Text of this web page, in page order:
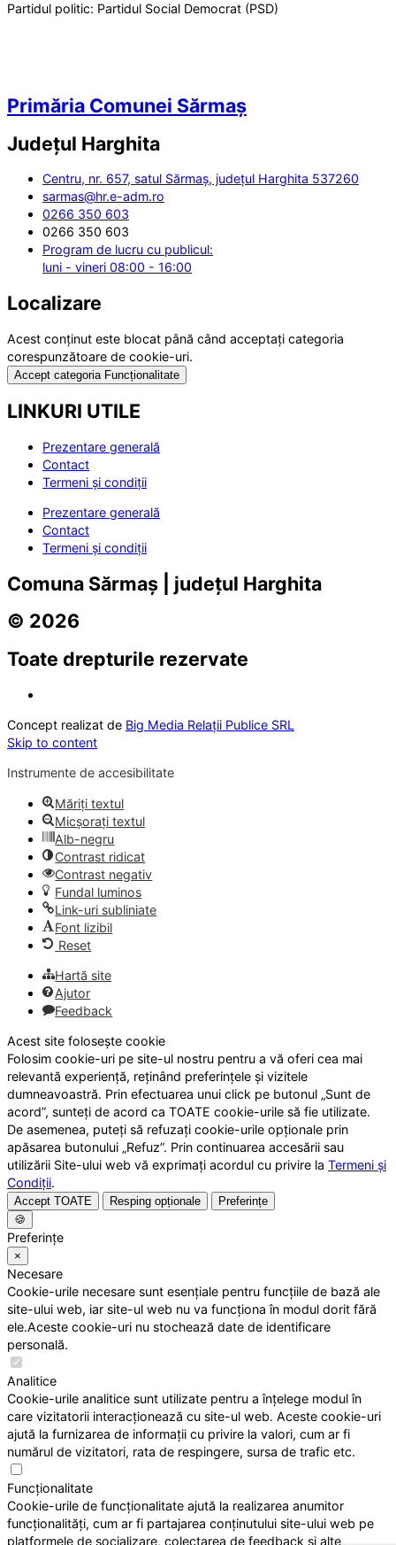
Partidul politic: Partidul Social Democrat (PSD)
Primăria Comunei Sărmaș
Județul Harghita
Centru, nr. 657, satul Sărmaș, județul Harghita 537260
sarmas@hr.e-adm.ro
0266 350 603
0266 350 603
Program de lucru cu publicul:
luni - vineri 08:00 - 16:00
Localizare
Acest conținut este blocat până când acceptați categoria
corespunzătoare de cookie-uri.
Accept categoria Funcționalitate
LINKURI UTILE
Prezentare generală
Contact
Termeni și condiții
Prezentare generală
Contact
Termeni și condiții
Comuna Sărmaș | județul Harghita
© 2026
Toate drepturile rezervate
Concept realizat de Big Media Relații Publice SRL
Skip to content
Instrumente de accesibilitate
Măriți textul
Micșorați textul
Alb-negru
Contrast ridicat
Contrast negativ
Fundal luminos
Link-uri subliniate
Font lizibil
Reset
Hartă site
Ajutor
Feedback
Acest site folosește cookie
Folosim cookie-uri pe site-ul nostru pentru a vă oferi cea mai
relevantă experiență, reținând preferințele și vizitele
dumneavoastră. Prin efectuarea unui click pe butonul „Sunt de
acord”, sunteți de acord ca TOATE cookie-urile să fie utilizate.
De asemenea, puteți să refuzați cookie-urile opționale prin
apăsarea butonului „Refuz”. Prin continuarea accesării sau
utilizării Site-ului web vă exprimați acordul cu privire la Termeni și
Condiții.
Accept TOATE Resping opționale
Preferințe
🍪
Preferințe
×
Necesare
Cookie-urile necesare sunt esențiale pentru funcțiile de bază ale
site-ului web, iar site-ul web nu va funcționa în modul dorit fără
ele.Aceste cookie-uri nu stochează date de identificare
personală.
Analitice
Cookie-urile analitice sunt utilizate pentru a înțelege modul în
care vizitatorii interacționează cu site-ul web. Aceste cookie-uri
ajută la furnizarea de informații cu privire la valori, cum ar fi
numărul de vizitatori, rata de respingere, sursa de trafic etc.
Funcționalitate
Cookie-urile de funcționalitate ajută la realizarea anumitor
funcționalități, cum ar fi partajarea conținutului site-ului web pe
platformele de socializare, colectarea de feedback și alte